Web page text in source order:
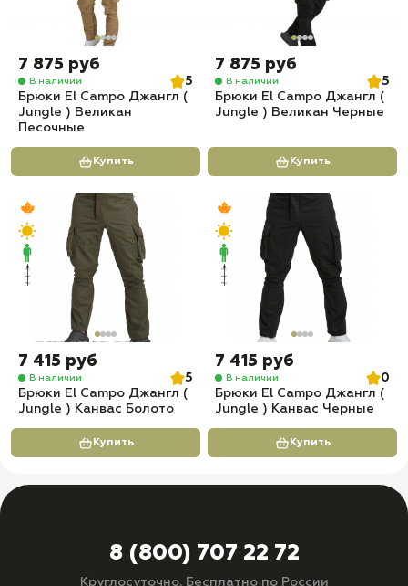
7 875 руб
В наличии
5
Брюки El Campo Джангл (
Jungle ) Великан
Песочные
Купить
7 875 руб
В наличии
5
Брюки El Campo Джангл (
Jungle ) Великан Черные
Купить
7 415 руб
В наличии
5
Брюки El Campo Джангл (
Jungle ) Канвас Болото
Купить
7 415 руб
В наличии
0
Брюки El Campo Джангл (
Jungle ) Канвас Черные
Купить
8 (800) 707 22 72
Круглосуточно. Бесплатно по России